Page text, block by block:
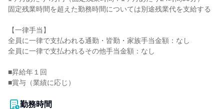
固定残業時間を超えた勤務時間については別途残業代を支給する
【一律手当】
全員に一律で支払われる通勤・皆勤・家族手当金額：なし
全員に一律で支払われるその他手当金額：なし
■昇給年１回
■賞与（業績に応じ）
勤務時間